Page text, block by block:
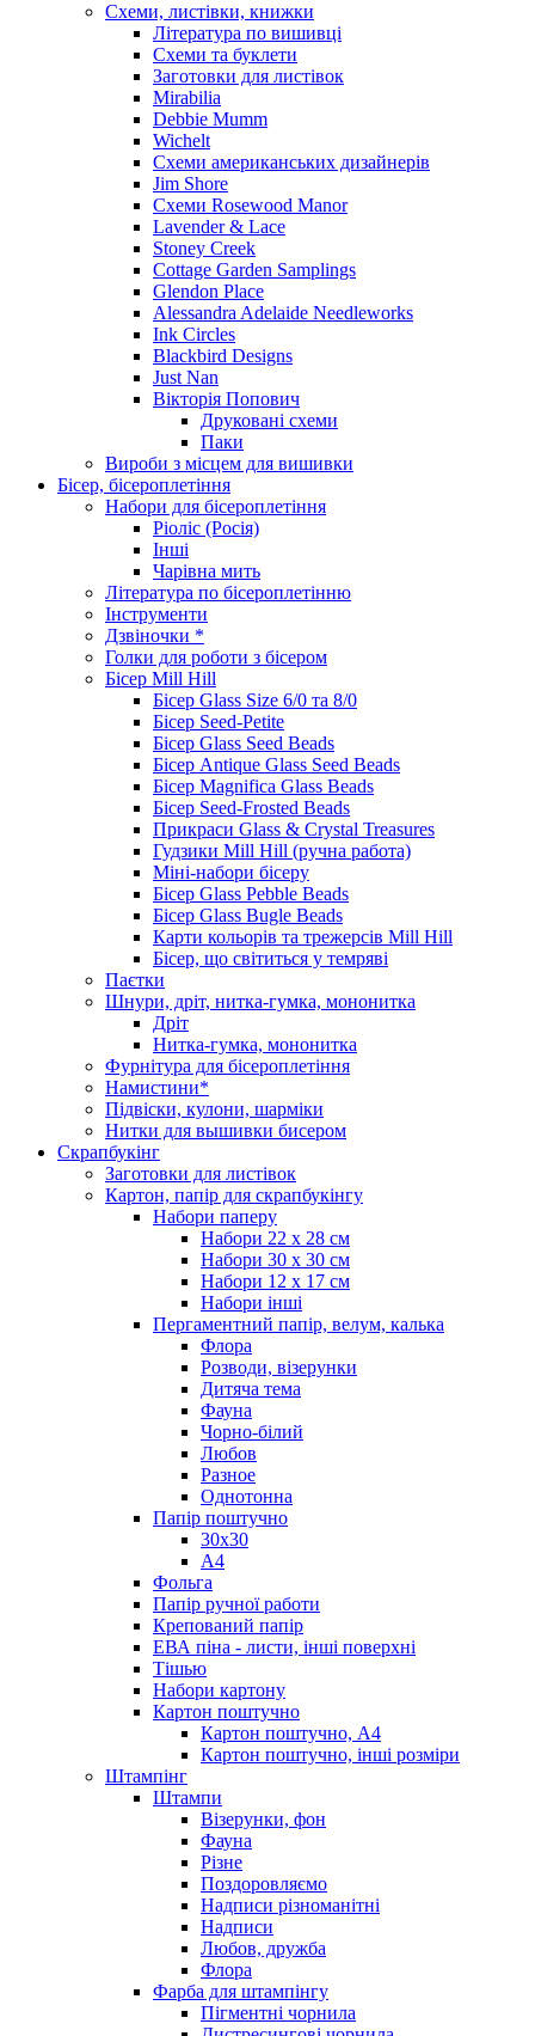
Схеми, листівки, книжки
Література по вишивці
Схеми та буклети
Заготовки для листівок
Mirabilia
Debbie Mumm
Wichelt
Схеми американських дизайнерів
Jim Shore
Cхеми Rosewood Manor
Lavender & Lace
Stoney Creek
Cottage Garden Samplings
Glendon Place
Alessandra Adelaide Needleworks
Ink Circles
Blackbird Designs
Just Nan
Вікторія Попович
Друковані схеми
Паки
Вироби з місцем для вишивки
Бісер, бісероплетіння
Набори для бісероплетіння
Ріоліс (Росія)
Інші
Чарівна мить
Література по бісероплетінню
Інструменти
Дзвіночки *
Голки для роботи з бісером
Бісер Mill Hill
Бісер Glass Size 6/0 та 8/0
Бісер Seed-Petite
Бісер Glass Seed Beads
Бісер Antique Glass Seed Beads
Бісер Magnifica Glass Beads
Бісер Seed-Frosted Beads
Прикраси Glass & Crystal Treasures
Гудзики Mill Hill (ручна работа)
Міні-набори бісеру
Бісер Glass Pebble Beads
Бісер Glass Bugle Beads
Карти кольорів та трежерсів Mill Hill
Бісер, що світиться у темряві
Паєтки
Шнури, дріт, нитка-гумка, мононитка
Дріт
Нитка-гумка, мононитка
Фурнітура для бісероплетіння
Намистини*
Підвіски, кулони, шарміки
Нитки для вышивки бисером
Скрапбукінг
Заготовки для листівок
Картон, папір для скрапбукінгу
Набори паперу
Набори 22 х 28 см
Набори 30 х 30 см
Набори 12 х 17 см
Набори інші
Пергаментний папір, велум, калька
Флора
Розводи, візерунки
Дитяча тема
Фауна
Чорно-білий
Любов
Разное
Однотонна
Папір поштучно
30х30
А4
Фольга
Папір ручної работи
Крепований папір
ЕВА піна - листи, інші поверхні
Тішью
Набори картону
Картон поштучно
Картон поштучно, А4
Картон поштучно, інші розміри
Штампінг
Штампи
Візерунки, фон
Фауна
Різне
Поздоровляємо
Надписи різноманітні
Надписи
Любов, дружба
Флора
Фарба для штампінгу
Пігментні чорнила